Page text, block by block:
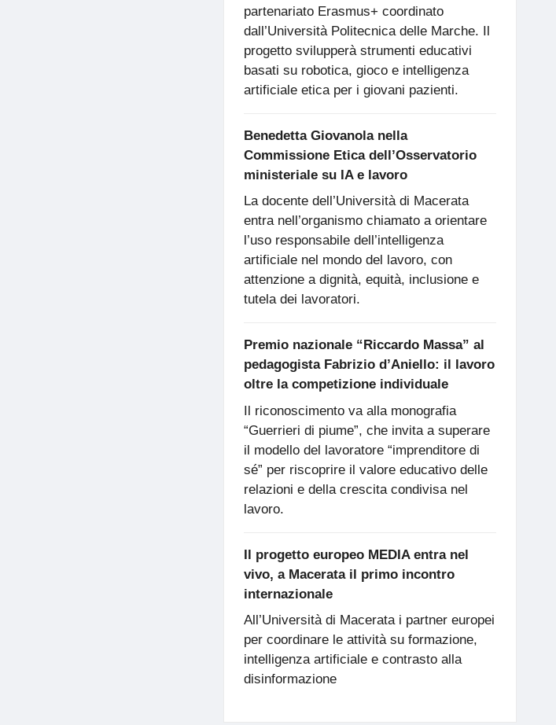
partenariato Erasmus+ coordinato
dall’Università Politecnica delle Marche. Il
progetto svilupperà strumenti educativi
basati su robotica, gioco e intelligenza
artificiale etica per i giovani pazienti.
Benedetta Giovanola nella
Commissione Etica dell’Osservatorio
ministeriale su IA e lavoro
La docente dell’Università di Macerata
entra nell’organismo chiamato a orientare
l’uso responsabile dell’intelligenza
artificiale nel mondo del lavoro, con
attenzione a dignità, equità, inclusione e
tutela dei lavoratori.
Premio nazionale “Riccardo Massa” al
pedagogista Fabrizio d’Aniello: il lavoro
oltre la competizione individuale
Il riconoscimento va alla monografia
“Guerrieri di piume”, che invita a superare
il modello del lavoratore “imprenditore di
sé” per riscoprire il valore educativo delle
relazioni e della crescita condivisa nel
lavoro.
Il progetto europeo MEDIA entra nel
vivo, a Macerata il primo incontro
internazionale
All’Università di Macerata i partner europei
per coordinare le attività su formazione,
intelligenza artificiale e contrasto alla
disinformazione